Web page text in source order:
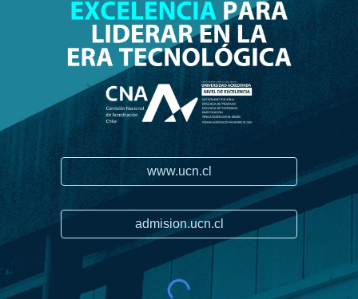
www.ucn.cl
admision.ucn.cl